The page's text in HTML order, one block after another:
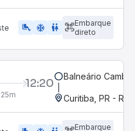
airline_seat_legroom_extra ac_unit WC
Embarque
direto
12:20 Balneário
Curitiba, PR -
Embarque